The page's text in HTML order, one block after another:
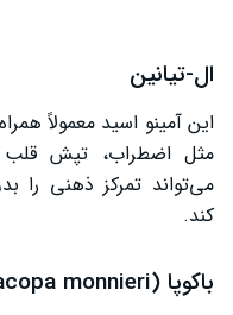
ال‑تیانین
این آمینو اسید معمولاً
مثل اضطراب، تپش قلب
می‌تواند تمرکز ذهنی را
کند.
باکوپا (Bacopa monnieri)